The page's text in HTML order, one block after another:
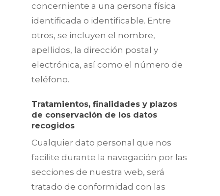
concerniente a una persona física
identificada o identificable. Entre
otros, se incluyen el nombre,
apellidos, la dirección postal y
electrónica, así como el número de
teléfono.
Tratamientos, finalidades y plazos
de conservación de los datos
recogidos
Cualquier dato personal que nos
facilite durante la navegación por las
secciones de nuestra web, será
tratado de conformidad con las